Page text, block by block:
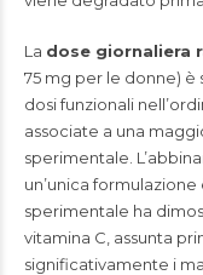
La dose giornaliera
75 mg per le donne) è
dosi funzionali
associate a una
sperimentale.
un’unica
sperimentale ha
vitamina C, assunta
significativamente i